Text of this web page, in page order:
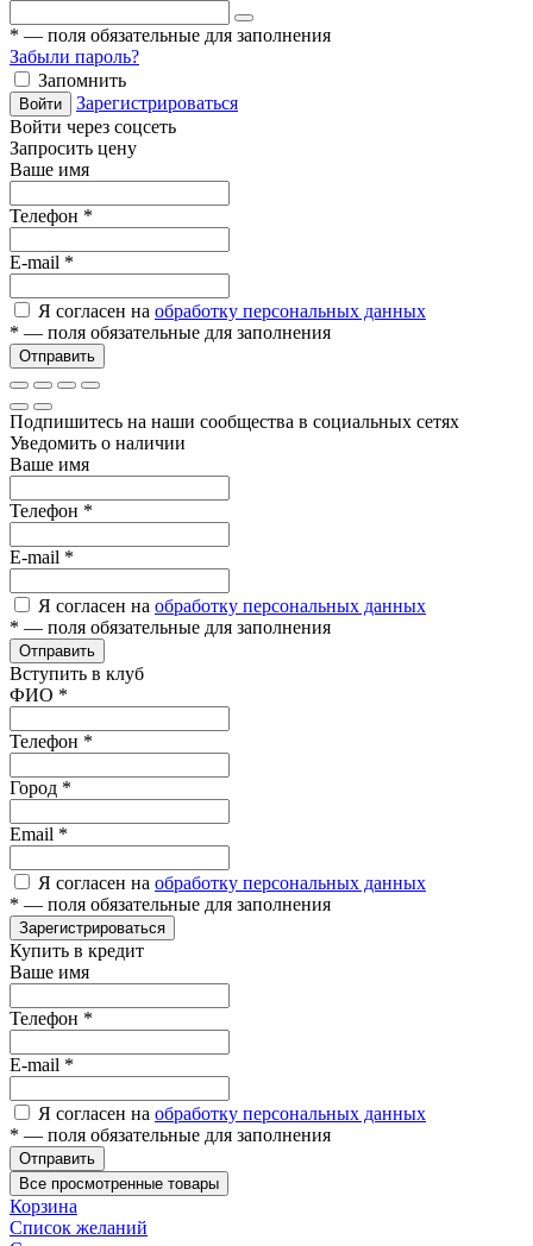
* — поля обязательные для заполнения
Забыли пароль?
Запомнить
Войти
Зарегистрироваться
Войти через соцсеть
Запросить цену
Ваше имя
Телефон *
E-mail *
Я согласен на обработку персональных данных
* — поля обязательные для заполнения
Отправить
Подпишитесь на наши сообщества в социальных сетях
Уведомить о наличии
Ваше имя
Телефон *
E-mail *
Я согласен на обработку персональных данных
* — поля обязательные для заполнения
Отправить
Вступить в клуб
ФИО *
Телефон *
Город *
Email *
Я согласен на обработку персональных данных
* — поля обязательные для заполнения
Зарегистрироваться
Купить в кредит
Ваше имя
Телефон *
E-mail *
Я согласен на обработку персональных данных
* — поля обязательные для заполнения
Отправить
Все просмотренные товары
Корзина
Список желаний